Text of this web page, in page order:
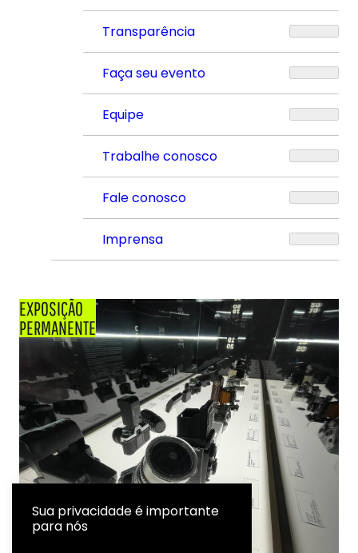
Transparência
Faça seu evento
Equipe
Trabalhe conosco
Fale conosco
Imprensa
EXPOSIÇÃO
PERMANENTE
Sua privacidade é importante
para nós